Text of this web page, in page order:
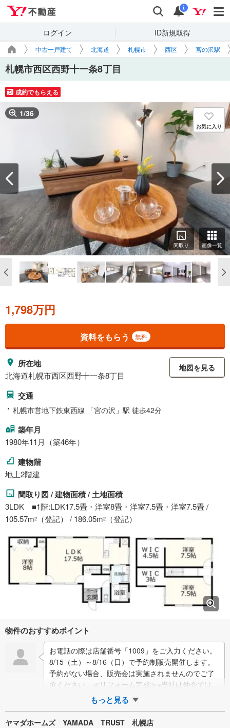
検索 通知
i
ログイン ID新規取得
中古一戸建て 北海道 札幌市 西区 宮の沢駅
札幌市西区西野十一条8丁目
成約でもらえる
1/36
お気に入り
間取り 画像一覧
1,798万円
資料をもらう 無料
所在地
北海道札幌市西区西野十一条8丁目
地図を見る
交通
札幌市営地下鉄東西線 「宮の沢」駅 徒歩42分
築年月
1980年11月（築46年）
建物階
地上2階建
間取り図 / 建物面積 / 土地面積
3LDK ■1階:LDK17.5畳・洋室8畳・洋室7.5畳・洋室7.5畳 /
105.57m2 （登記） / 186.05m2 （登記）
物件のおすすめポイント
お電話の際は店舗番号「1009」をご入力ください。
8/15（土）～8/16（日）で予約制販売開催します。
予約がない場合、販売会は実施されませんのでご了
承ください。≪リフォーム完成≫※当社は仲介ではな
く売主です■西野第二小学校 徒歩…
もっと見る
ヤマダホームズ YAMADA TRUST 札幌店